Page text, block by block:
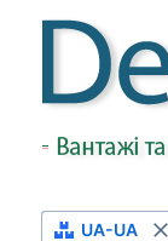
UA-UA